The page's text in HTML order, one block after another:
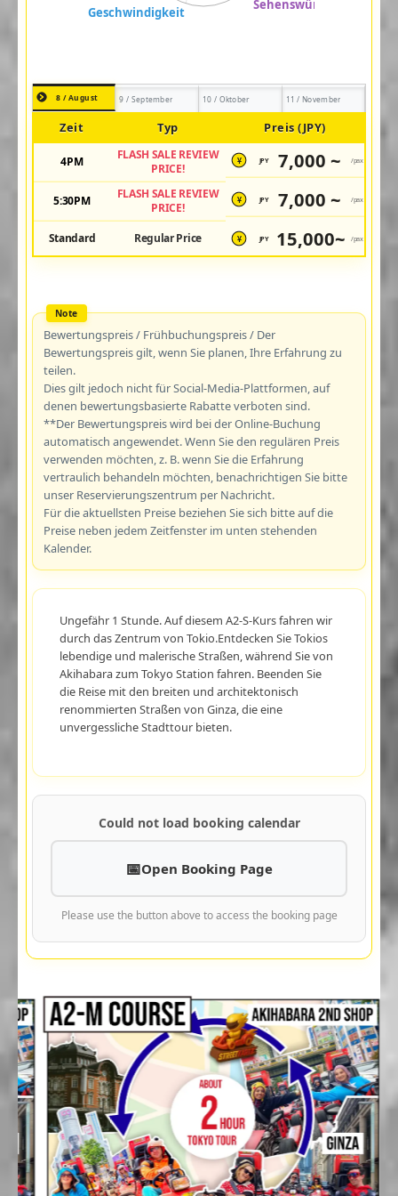
8 / August 9 / September 10 / Oktober 11 / November
Zeit Typ Preis (JPY)
4PM
FLASH SALE REVIEW
PRICE!
¥ JPY 7,000 ~ /pax
5:30PM
FLASH SALE REVIEW
PRICE!
¥ JPY 7,000 ~ /pax
Standard Regular Price ¥ JPY 15,000~ /pax
Bewertungspreis / Frühbuchungspreis / Der
Bewertungspreis gilt, wenn Sie planen, Ihre Erfahrung zu
teilen.
Dies gilt jedoch nicht für Social-Media-Plattformen, auf
denen bewertungsbasierte Rabatte verboten sind.
**Der Bewertungspreis wird bei der Online-Buchung
automatisch angewendet. Wenn Sie den regulären Preis
verwenden möchten, z. B. wenn Sie die Erfahrung
vertraulich behandeln möchten, benachrichtigen Sie bitte
unser Reservierungszentrum per Nachricht.
Für die aktuellsten Preise beziehen Sie sich bitte auf die
Preise neben jedem Zeitfenster im unten stehenden
Kalender.
Ungefähr 1 Stunde. Auf diesem A2-S-Kurs fahren wir
durch das Zentrum von Tokio.Entdecken Sie Tokios
lebendige und malerische Straßen, während Sie von
Akihabara zum Tokyo Station fahren. Beenden Sie
die Reise mit den breiten und architektonisch
renommierten Straßen von Ginza, die eine
unvergessliche Stadttour bieten.
Could not load booking calendar
Open Booking Page
Please use the button above to access the booking page